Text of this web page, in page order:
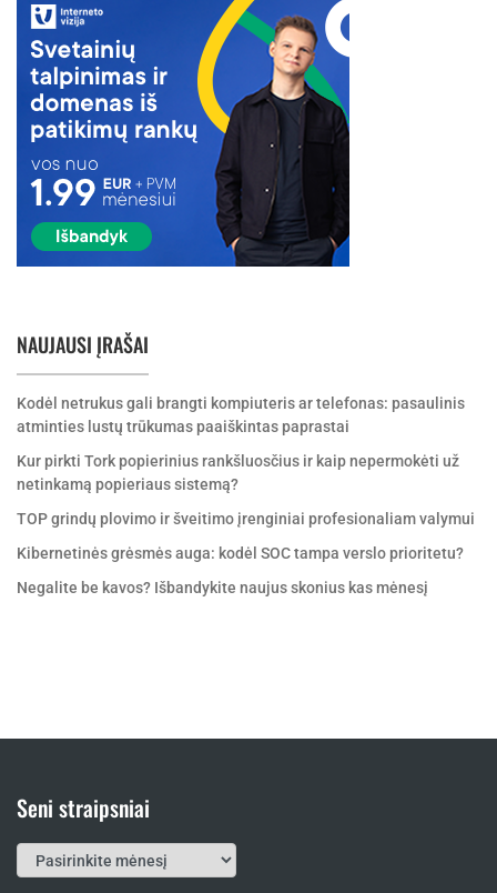
NAUJAUSI ĮRAŠAI
Kodėl netrukus gali brangti kompiuteris ar telefonas: pasaulinis
atminties lustų trūkumas paaiškintas paprastai
Kur pirkti Tork popierinius rankšluosčius ir kaip nepermokėti už
netinkamą popieriaus sistemą?
TOP grindų plovimo ir šveitimo įrenginiai profesionaliam valymui
Kibernetinės grėsmės auga: kodėl SOC tampa verslo prioritetu?
Negalite be kavos? Išbandykite naujus skonius kas mėnesį
Seni straipsniai
Seni
straipsniai